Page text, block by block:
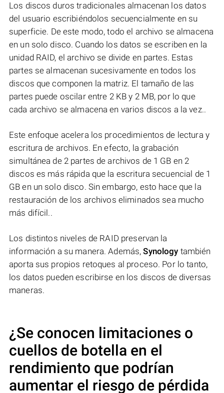
Los discos duros tradicionales almacenan los datos
del usuario escribiéndolos secuencialmente en su
superficie. De este modo, todo el archivo se almacena
en un solo disco. Cuando los datos se escriben en la
unidad RAID, el archivo se divide en partes. Estas
partes se almacenan sucesivamente en todos los
discos que componen la matriz. El tamaño de las
partes puede oscilar entre 2 KB y 2 MB, por lo que
cada archivo se almacena en varios discos a la vez..
Este enfoque acelera los procedimientos de lectura y
escritura de archivos. En efecto, la grabación
simultánea de 2 partes de archivos de 1 GB en 2
discos es más rápida que la escritura secuencial de 1
GB en un solo disco. Sin embargo, esto hace que la
restauración de los archivos eliminados sea mucho
más difícil..
Los distintos niveles de RAID preservan la
información a su manera. Además,Synology también
aporta sus propios retoques al proceso. Por lo tanto,
los datos pueden escribirse en los discos de diversas
maneras.
¿Se conocen limitaciones o
cuellos de botella en el
rendimiento que podrían
aumentar el riesgo de pérdida